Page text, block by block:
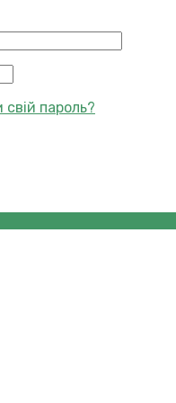
пароль?